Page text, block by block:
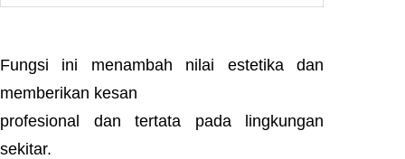
Fungsi ini menambah nilai estetika dan
memberikan kesan
profesional dan tertata pada lingkungan
sekitar.